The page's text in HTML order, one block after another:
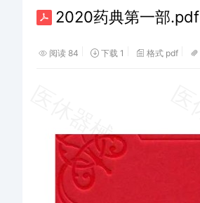
2020药典第一部.pdf
阅读 84 下载 1 格式 pdf